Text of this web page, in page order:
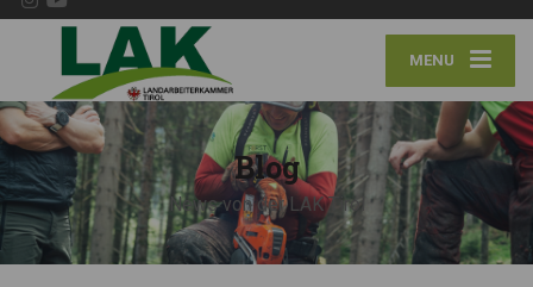
MENU
Blog
News von der LAK Tirol